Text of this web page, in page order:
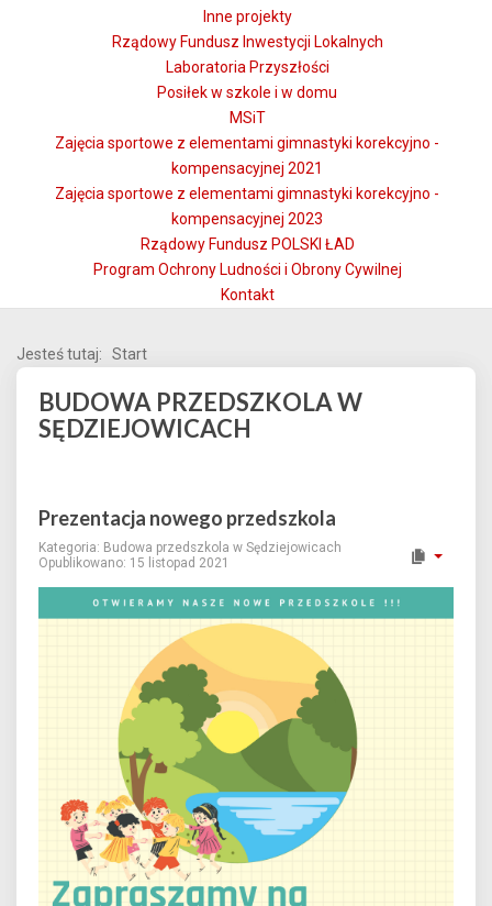
Inne projekty
Rządowy Fundusz Inwestycji Lokalnych
Laboratoria Przyszłości
Posiłek w szkole i w domu
MSiT
Zajęcia sportowe z elementami gimnastyki korekcyjno -
kompensacyjnej 2021
Zajęcia sportowe z elementami gimnastyki korekcyjno -
kompensacyjnej 2023
Rządowy Fundusz POLSKI ŁAD
Program Ochrony Ludności i Obrony Cywilnej
Kontakt
Jesteś tutaj: Start
BUDOWA PRZEDSZKOLA W
SĘDZIEJOWICACH
Prezentacja nowego przedszkola
Kategoria: Budowa przedszkola w Sędziejowicach
Opublikowano: 15 listopad 2021